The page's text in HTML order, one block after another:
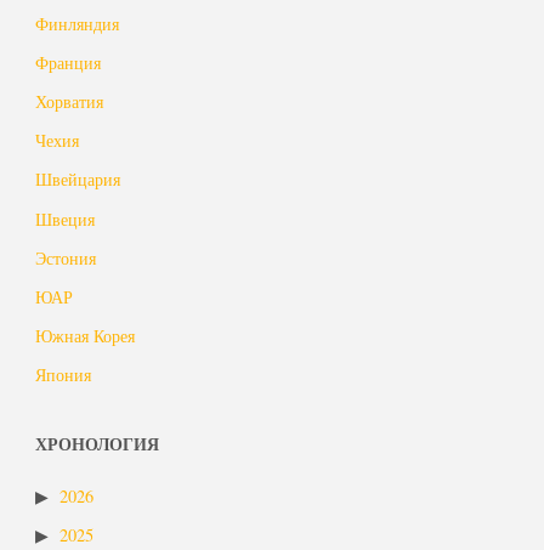
Финляндия
Франция
Хорватия
Чехия
Швейцария
Швеция
Эстония
ЮАР
Южная Корея
Япония
ХРОНОЛОГИЯ
2026
2025